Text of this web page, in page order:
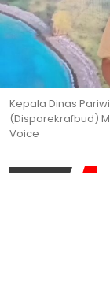
Kepala Dinas
(Disparekrafbud)
Voice